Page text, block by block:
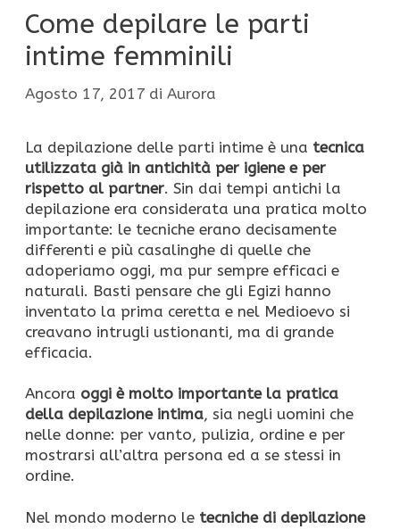
Come depilare le parti
intime femminili
Agosto 17, 2017 di Aurora
La depilazione delle parti intime è una tecnica
utilizzata già in antichità per igiene e per
rispetto al partner. Sin dai tempi antichi la
depilazione era considerata una pratica molto
importante: le tecniche erano decisamente
differenti e più casalinghe di quelle che
adoperiamo oggi, ma pur sempre efficaci e
naturali. Basti pensare che gli Egizi hanno
inventato la prima ceretta e nel Medioevo si
creavano intrugli ustionanti, ma di grande
efficacia.
Ancora oggi è molto importante la pratica
della depilazione intima, sia negli uomini che
nelle donne: per vanto, pulizia, ordine e per
mostrarsi all’altra persona ed a se stessi in
ordine.
Nel mondo moderno le tecniche di depilazione